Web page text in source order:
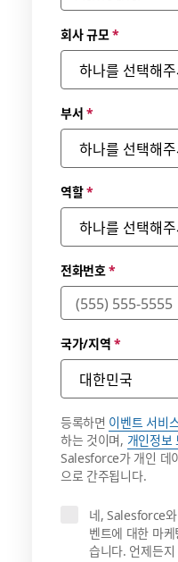
회사 규모*
부서 *
역할*
전화번호*
국가/지역 *
등록하면 이벤트 서비
하는 것이며, 개인정보
Salesforce가 개인 데
으로 간주됩니다.
네, Salesforce
벤트에 대한 마
습니다. 언제든